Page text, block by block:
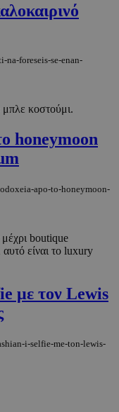
foreseis-se-enan-
μπλε κοστούμι.
honeymoon
apo-to-honeymoon-
boutique
είναι το luxury
με τον Lewis
i-selfie-me-ton-lewis-